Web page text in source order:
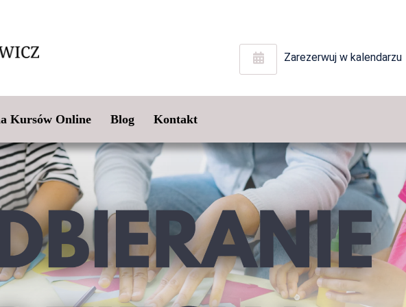
Zarezerwuj w kalendarzu
Kursów Online Blog Kontakt